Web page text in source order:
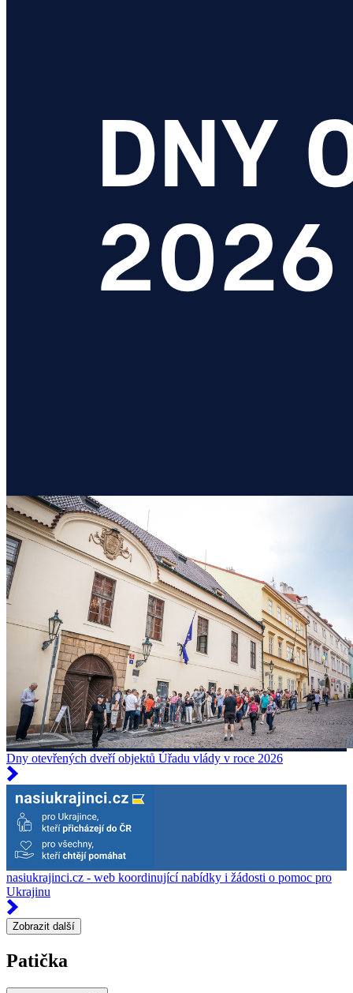
Dny otevřených dveří objektů Úřadu vlády v roce 2026
nasiukrajinci.cz - web koordinující nabídky i žádosti o pomoc pro
Ukrajinu
Zobrazit další
Patička